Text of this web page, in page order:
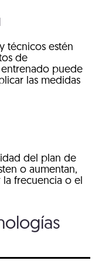
técnicos estén
de
puede
las medidas
del plan de
o aumentan,
la frecuencia o el